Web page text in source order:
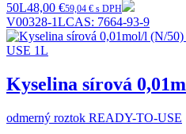
50L48,00 €59,04 € s DPH
V00328-1LCAS: 7664-93-9
Kyselina sírová
odmerný roztok READY-TO-USE